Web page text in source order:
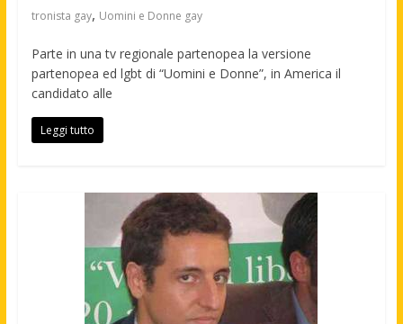
tronista gay, Uomini e Donne gay
Parte in una tv regionale partenopea la versione
partenopea ed lgbt di “Uomini e Donne”, in America il
candidato alle
Leggi tutto